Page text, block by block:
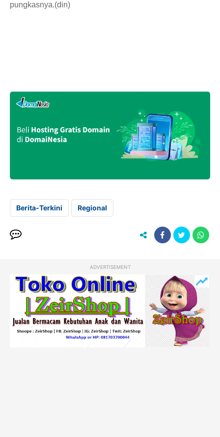
pungkasnya.(din)
Berita-Terkini Regional
ADVERTISEMENT